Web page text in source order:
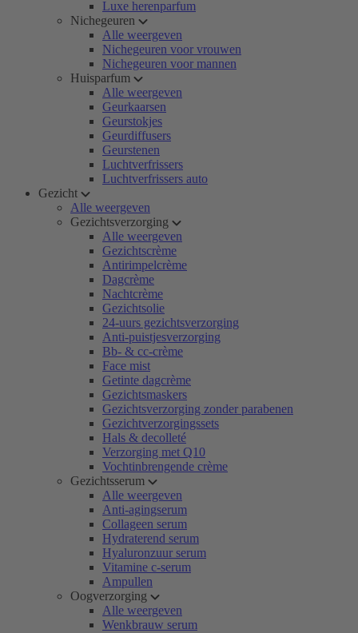
Luxe herenparfum
Nichegeuren
Alle weergeven
Nichegeuren voor vrouwen
Nichegeuren voor mannen
Huisparfum
Alle weergeven
Geurkaarsen
Geurstokjes
Geurdiffusers
Geurstenen
Luchtverfrissers
Luchtverfrissers auto
Gezicht
Alle weergeven
Gezichtsverzorging
Alle weergeven
Gezichtscrème
Antirimpelcrème
Dagcrème
Nachtcrème
Gezichtsolie
24-uurs gezichtsverzorging
Anti-puistjesverzorging
Bb- & cc-crème
Face mist
Getinte dagcrème
Gezichtsmaskers
Gezichtsverzorging zonder parabenen
Gezichtverzorgingssets
Hals & decolleté
Verzorging met Q10
Vochtinbrengende crème
Gezichtsserum
Alle weergeven
Anti-agingserum
Collageen serum
Hydraterend serum
Hyaluronzuur serum
Vitamine c-serum
Ampullen
Oogverzorging
Alle weergeven
Wenkbrauw serum